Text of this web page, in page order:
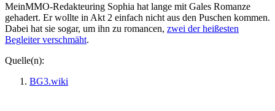
MeinMMO-Redakteuring Sophia hat lange mit Gales Romanze
gehadert. Er wollte in Akt 2 einfach nicht aus den Puschen kommen.
Dabei hat sie sogar, um ihn zu romancen, zwei der heißesten
Begleiter verschmäht.
Quelle(n):
BG3.wiki